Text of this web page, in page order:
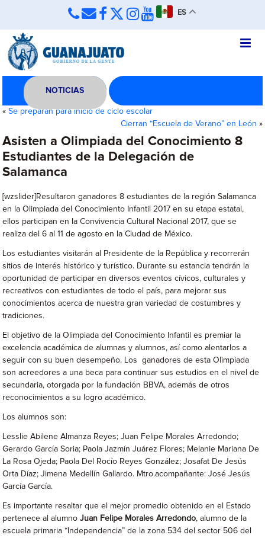
ES
NOTICIAS
«Se preparan para inicio de ciclo escolar
Cierran “Escuela de Verano” en León »
Asisten a Olimpiada del Conocimiento 8
Estudiantes de la Delegación de
Salamanca
[wzslider]Resultaron ganadores 8 estudiantes de la región Salamanca
en la Olimpiada del Conocimiento Infantil 2017 en su etapa estatal,
ellos participan en la Convivencia Cultural Nacional 2017, que se
realiza del 6 al 11 de agosto en la Ciudad de México.
Los estudiantes visitarán al Presidente de la República y recorrerán
sitios de interés histórico y turístico. Durante su estancia tendrán la
oportunidad de participar en diversos eventos cívicos, culturales y
recreativos con estudiantes de todo el país, para mejorar sus
conocimientos acerca de nuestra gran variedad de costumbres y
tradiciones.
El objetivo de la Olimpiada del Conocimiento Infantil es premiar la
excelencia académica de alumnas y alumnos, así como alentarlos a
seguir con su buen desempeño. Los ganadores de esta Olimpiada
son acreedores a una beca para continuar sus estudios en el nivel de
secundaria, otorgada por la fundación BBVA, además de otros
reconocimientos a su logro académico.
Los alumnos son:
Lesslie Abilene Almanza Reyes; Juan Felipe Morales Arredondo;
Gerardo García Soria; Paola Jazmín Juárez Flores; Melanie Mariana De
La Rosa Ojeda; Paola Del Rocío Reyes González; Josafat De Jesús
Orta Díaz; Jimena Medellín Gallardo. Mtro.acompañante: José Jesús
García García.
Es importante resaltar que el mejor promedio obtenido en el Estado
pertenece al alumnoJuan Felipe Morales Arredondo, alumno de la
escuela primaria “Independencia” de la zona 534 del sector 506 del